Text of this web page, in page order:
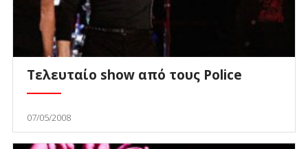
Τελευταίο show από τους Police
07/05/2008